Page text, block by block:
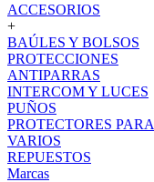
ACCESORIOS
+
BAÚLES Y BOLSOS
PROTECCIONES
ANTIPARRAS
INTERCOM Y LUCES
PUÑOS
PROTECTORES
VARIOS
REPUESTOS
Marcas